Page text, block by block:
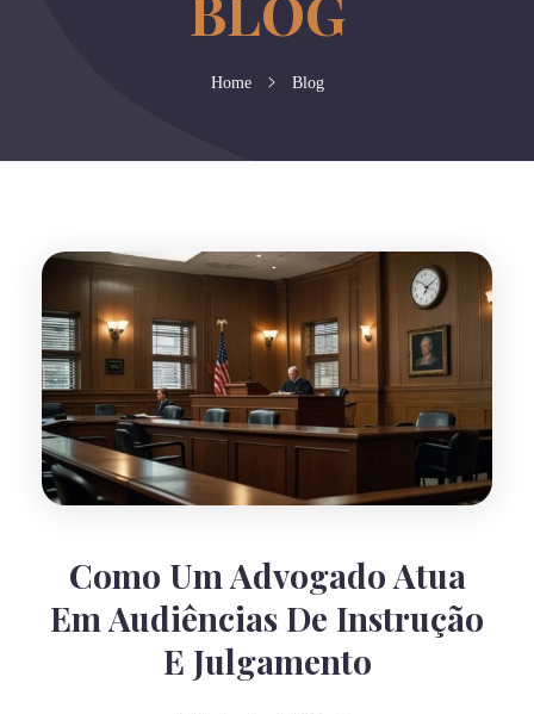
Home Blog
Como Um Advogado Atua
Em Audiências De Instrução
E Julgamento